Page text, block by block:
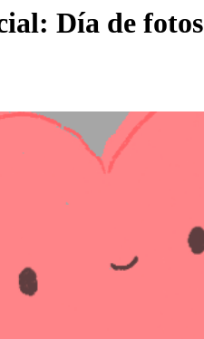
Día de fotos